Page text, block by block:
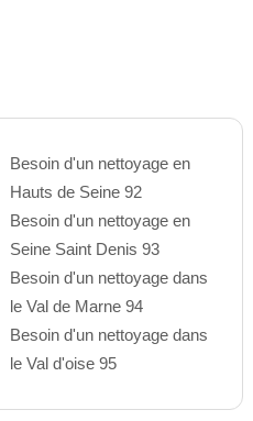
Besoin d'un nettoyage en
Hauts de Seine 92
Besoin d'un nettoyage en
Seine Saint Denis 93
Besoin d'un nettoyage dans
le Val de Marne 94
Besoin d'un nettoyage dans
le Val d'oise 95